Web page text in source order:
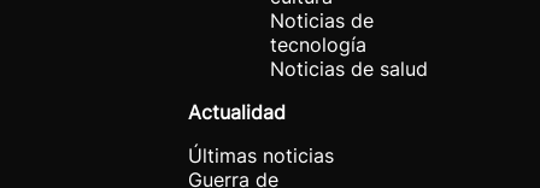
Noticias de
tecnología
Noticias de salud
Actualidad
Últimas noticias
Guerra de